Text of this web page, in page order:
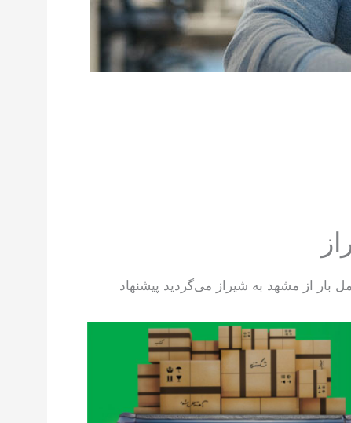
از مشهد به شیراز می‌گردید پیشنهاد